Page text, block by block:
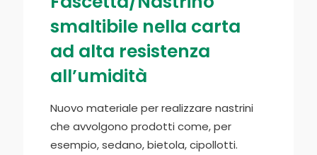
smaltibile nella carta
ad alta resistenza
all’umidità
Nuovo materiale per realizzare nastrini
che avvolgono prodotti come, per
esempio, sedano, bietola, cipollotti.